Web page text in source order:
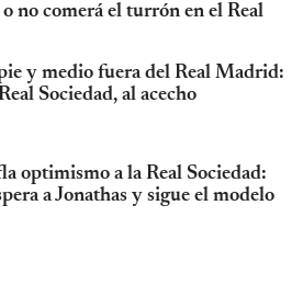
no comerá el turrón en el Real
y medio fuera del Real Madrid:
Sociedad, al acecho
optimismo a la Real Sociedad:
a Jonathas y sigue el modelo